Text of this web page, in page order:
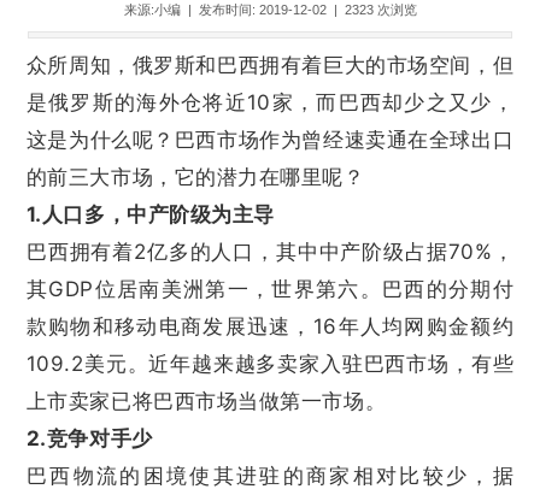
来源:小编 | 发布时间: 2019-12-02 | 2323 次浏览
众所周知，俄罗斯和巴西拥有着巨大的市场空间，但
是俄罗斯的海外仓将近10家，而巴西却少之又少，
这是为什么呢？巴西市场作为曾经速卖通在全球出口
的前三大市场，它的潜力在哪里呢？
1.人口多，中产阶级为主导
巴西拥有着2亿多的人口，其中中产阶级占据70%，
其GDP位居南美洲第一，世界第六。巴西的分期付
款购物和移动电商发展迅速，16年人均网购金额约
109.2美元。近年越来越多卖家入驻巴西市场，有些
上市卖家已将巴西市场当做第一市场。
2.竞争对手少
巴西物流的困境使其进驻的商家相对比较少，据